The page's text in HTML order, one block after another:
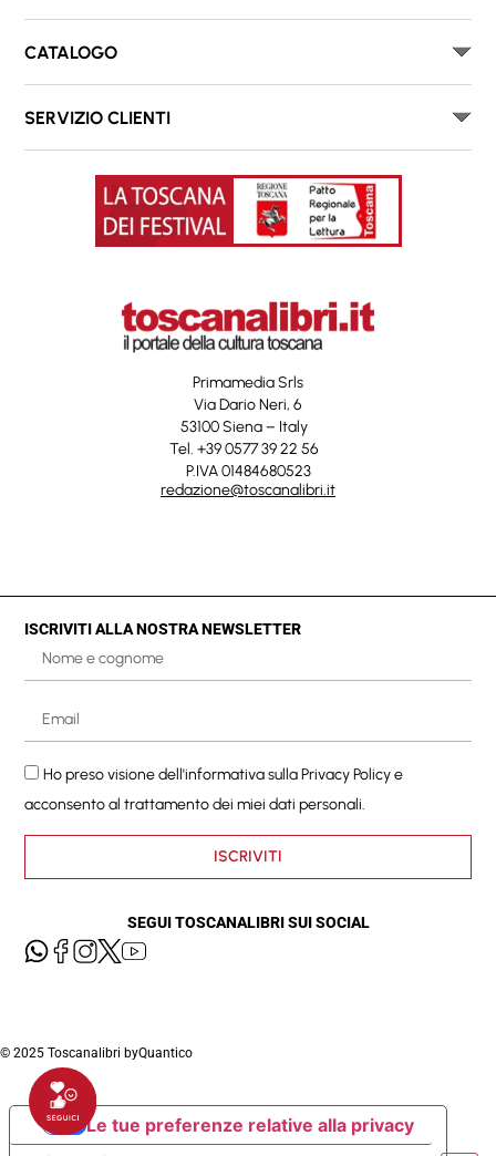
CATALOGO
SERVIZIO CLIENTI
Primamedia Srls
Via Dario Neri, 6
53100 Siena – Italy
Tel. +39 0577 39 22 56
P.IVA 01484680523
redazione@toscanalibri.it
ISCRIVITI ALLA NOSTRA NEWSLETTER
Ho preso visione dell'informativa sullaPrivacy Policye
acconsento al trattamento dei miei dati personali.
ISCRIVITI
SEGUI TOSCANALIBRI SUI SOCIAL
© 2025 Toscanalibri byQuantico
Le tue preferenze relative alla privacy